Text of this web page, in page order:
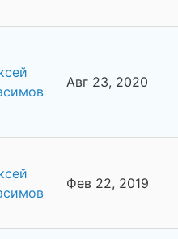
Авг 23, 2020
Фев 22, 2019